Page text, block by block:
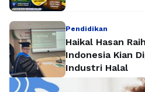
Pendidikan
Haikal Hasan
Indonesia Kian
Industri Halal